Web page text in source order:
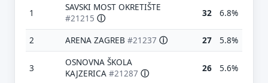
1
SAVSKI MOST OKRETIŠTE
#21215 ⓘ 32 6.8%
2 ARENA ZAGREB #21237 ⓘ 27 5.8%
3
OSNOVNA ŠKOLA
KAJZERICA #21287 ⓘ 26 5.6%